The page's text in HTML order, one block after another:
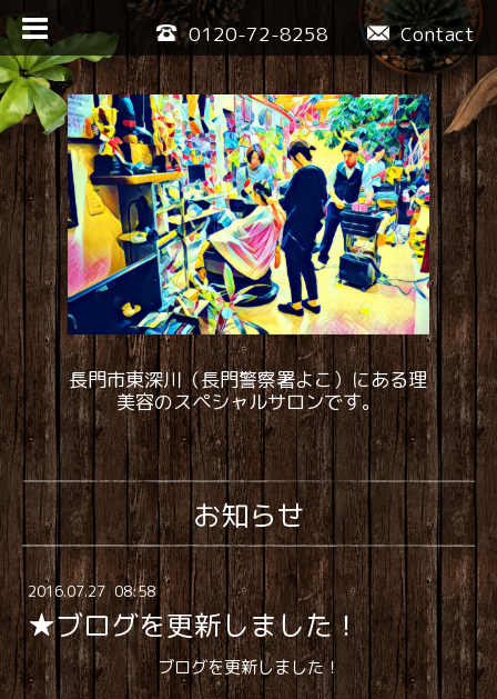
Contact
0120-72-8258
長門市東深川（長門警察署よこ）にある理
美容のスペシャルサロンです。
お知らせ
2016.07.27 08:58
★ブログを更新しました！
ブログを更新しました！